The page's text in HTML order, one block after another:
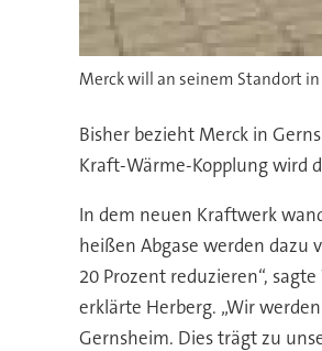
Merck will an seinem Standort
Bisher bezieht Merck in
Kraft-Wärme-Kopplung wird
In dem neuen Kraftwerk
heißen Abgase werden dazu
20 Prozent reduzieren“,
erklärte Herberg. „Wir
Gernsheim. Dies trägt zu